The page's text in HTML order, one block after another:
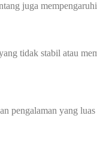
juga
tidak stabil atau
pengalaman yang